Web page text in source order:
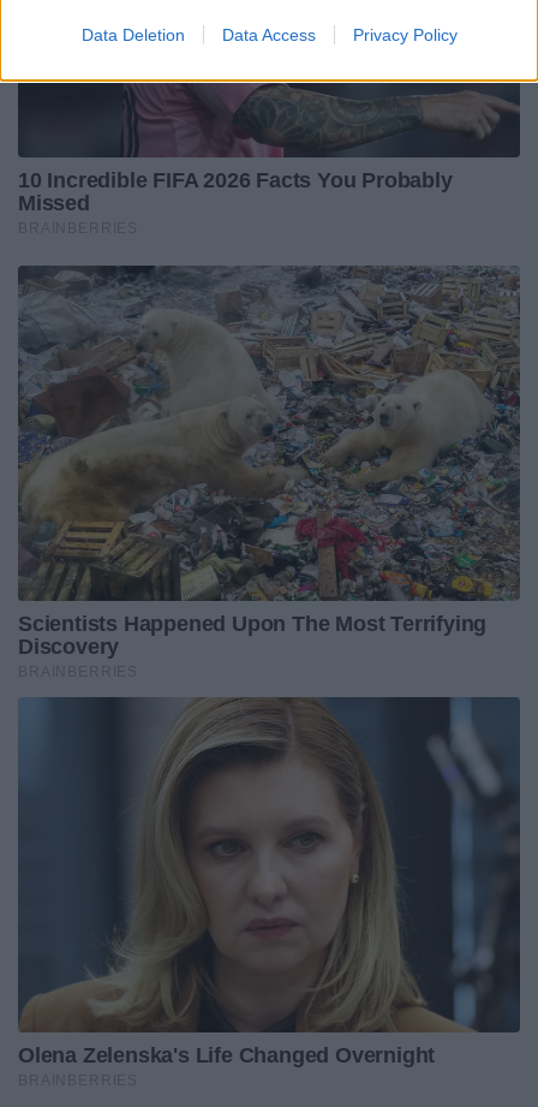
Data Deletion Data Access Privacy Policy